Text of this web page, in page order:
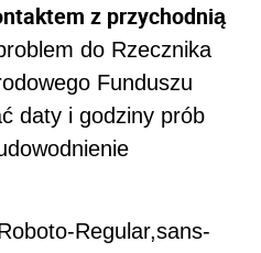
z przychodnią
do Rzecznika
Funduszu
daty i godziny prób
Regular,sans-